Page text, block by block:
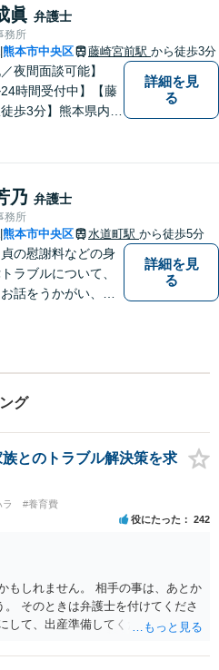
熊本市中心部】地
た町医者みたいな
。
眞 弁護士
務所
|熊本市中央区 藤崎宮前駅 から徒歩3分
／夜間面談可能】
24時間受付中】【藤
歩3分】熊本県内及
関係トラブルまで
談いただいており
軽にご相談くださ
詳細を見
る
乃 弁護士
務所
|熊本市中央区 水道町駅 から徒歩5分
の慰謝料などの身
ラブルについて、
話をうかがい、わ
詳細を見
る
グ
とのトラブル解決策を求
#養育費
役にたった 242
もしれません。 相手の事は、あとか
そのときは弁護士を付けてくださ
して、出産準備してください。